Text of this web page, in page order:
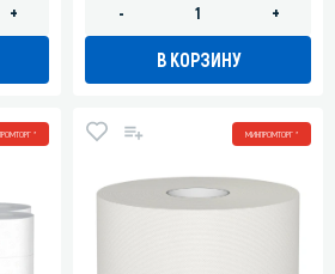
+ - +
В КОРЗИНУ
* МИНПРОМТОРГ *